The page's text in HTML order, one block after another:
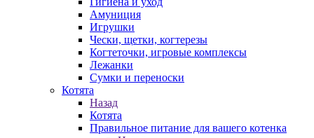
Амуниция
Игрушки
Чески, щетки, когтерезы
Когтеточки, игровые комплексы
Лежанки
Сумки и переноски
Котята
Назад
Котята
Правильное питание для вашего котенка